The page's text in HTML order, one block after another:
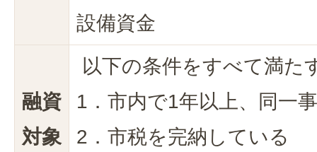
設備資金
融資
対象
以下の条件をすべて満た
1．市内で1年以上、同一
2．市税を完納している